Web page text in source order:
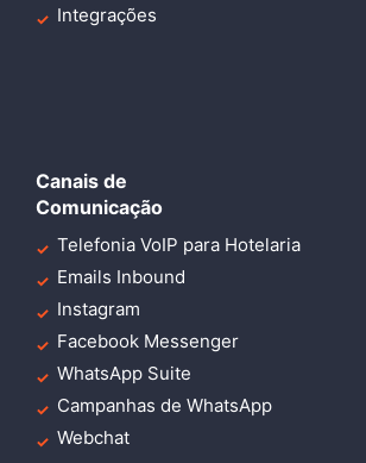
Integrações
Canais de
Comunicação
Telefonia VoIP para Hotelaria
Emails Inbound
Instagram
Facebook Messenger
WhatsApp Suite
Campanhas de WhatsApp
Webchat